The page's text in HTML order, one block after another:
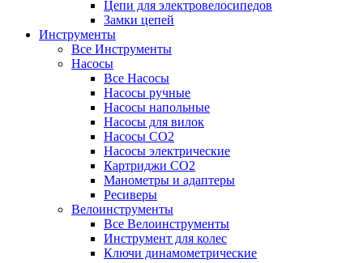
Цепи для электровелосипедов
Замки цепей
Инструменты
Все Инструменты
Насосы
Все Насосы
Насосы ручные
Насосы напольные
Насосы для вилок
Насосы CO2
Насосы электрические
Картриджи CO2
Манометры и адаптеры
Ресиверы
Велоинструменты
Все Велоинструменты
Инструмент для колес
Ключи динамометрические